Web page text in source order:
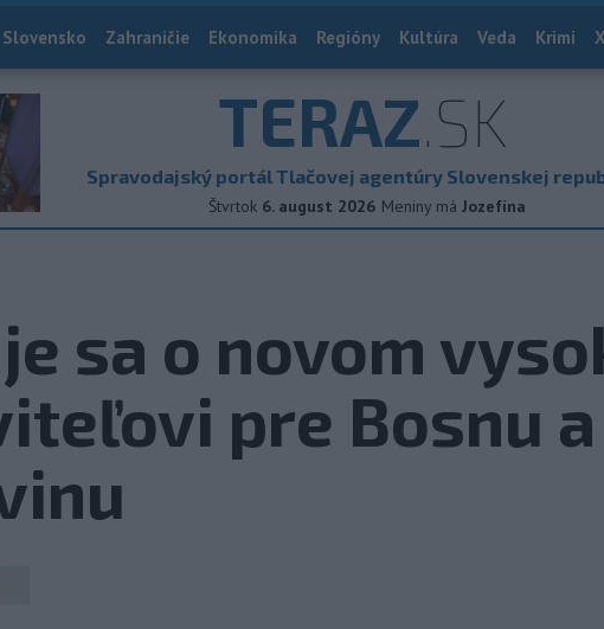
Slovensko Zahraničie Ekonomika Regióny Kultúra Veda Krimi
TERAZ.SK
Spravodajský portál Tlačovej agentúry Slovenskej
Štvrtok 6. august 2026 Meniny má Jozefína
sa o novom
pre Bosnu a